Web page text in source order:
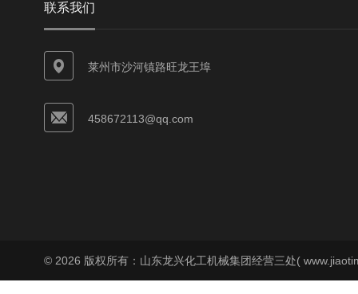
联系我们
莱州市沙河镇路旺龙王埠
458672113@qq.com
© 2026 版权所有：山东龙兴化工机械集团经营三处(